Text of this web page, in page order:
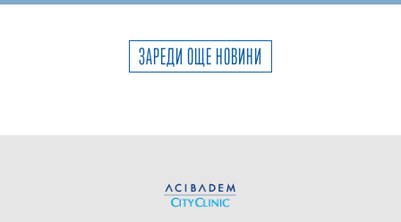
ЗАРЕДИ ОЩЕ НОВИНИ